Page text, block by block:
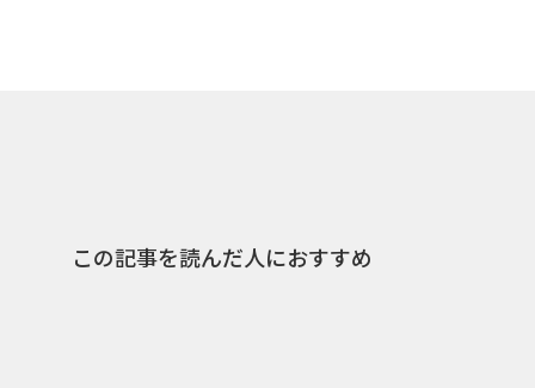
この記事を読んだ人におすすめ